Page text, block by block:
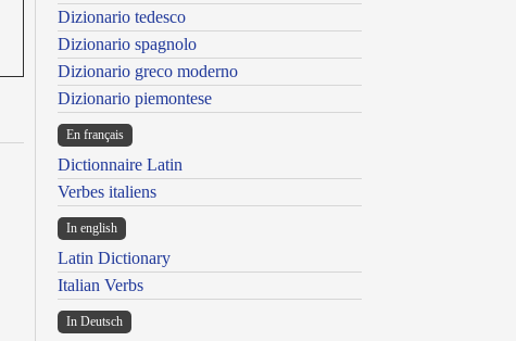
Dizionario tedesco
Dizionario spagnolo
Dizionario greco moderno
Dizionario piemontese
En français
Dictionnaire Latin
Verbes italiens
In english
Latin Dictionary
Italian Verbs
In Deutsch